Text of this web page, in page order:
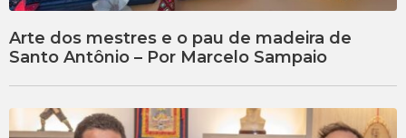
Arte dos mestres e o pau de madeira de
Santo Antônio – Por Marcelo Sampaio